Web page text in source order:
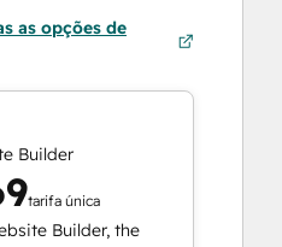
as opções de
Builder
tarifa única
Builder, the